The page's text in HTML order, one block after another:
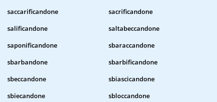
saccarificandone
sacrificandone
salificandone
saltabeccandone
saponificandone
sbaraccandone
sbarbandone
sbarbificandone
sbeccandone
sbiascicandone
sbiecandone
sbloccandone